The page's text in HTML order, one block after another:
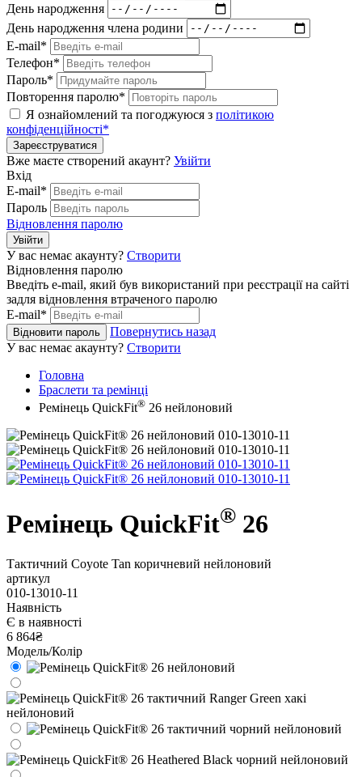
День народження
День народження члена родини
E-mail*
Телефон*
Пароль*
Повторення паролю*
Я ознайомлений та погоджуюся з політикою
конфіденційності*
Зареєструватися
Вже маєте створений акаунт? Увійти
Вхід
E-mail*
Пароль
Відновлення паролю
Увійти
У вас немає акаунту? Створити
Відновлення паролю
Введіть e-mail, який був використаний при реєстрації на сайті
задля відновлення втраченого паролю
E-mail*
Відновити пароль
Повернутись назад
У вас немає акаунту? Створити
Головна
Браслети та ремінці
Ремінець QuickFit® 26 нейлоновий
Ремінець QuickFit® 26
Тактичний Сoyote Tan коричневий нейлоновий
артикул
010-13010-11
Наявність
Є в наявності
6 864₴
Модель/Колір